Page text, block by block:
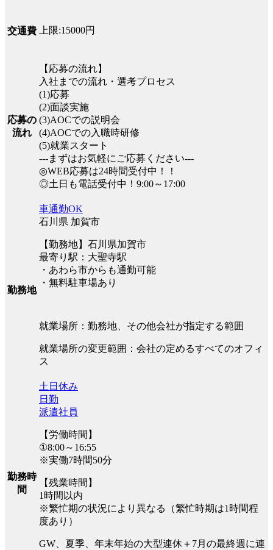
交通費 上限:15000円
応募の
流れ
【応募の流れ】
入社までの流れ・選考プロセス
(1)応募
(2)面談実施
(3)AOCでの説明会
(4)AOCでの入職時研修
(5)就業スタート
---まずはお気軽にご応募ください---
◎WEB応募は24時間受付中！！
◎土日も電話受付中！9:00～17:00
勤務地
車通勤OK
石川県 加賀市
【勤務地】石川県加賀市
最寄り駅：大聖寺駅
・あわら市からも通勤可能
・無料駐車場あり
就業場所：勤務地、その他会社が指定する範囲
就業場所の変更範囲：会社の定めるすべてのオフィ
ス
勤務時
間
土日休み
日勤
派遣社員
【労働時間】
①8:00～16:55
※実働7時間50分
【残業時間】
1時間以内
※繁忙期の状況により異なる（繁忙時期は1時間程
度あり）
GW、夏季、年末年始の大型連休＋7月の最終週に連